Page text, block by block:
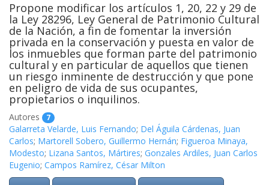
Propone modificar los artículos 1, 20, 22 y 29 de
la Ley 28296, Ley General de Patrimonio Cultural
de la Nación, a fin de fomentar la inversión
privada en la conservación y puesta en valor de
los inmuebles que forman parte del patrimonio
cultural y en particular de aquellos que tienen
un riesgo inminente de destrucción y que pone
en peligro de vida de sus ocupantes,
propietarios o inquilinos.
Autores 7
Galarreta Velarde, Luis Fernando; Del Águila Cárdenas, Juan
Carlos; Martorell Sobero, Guillermo Hernán; Figueroa Minaya,
Modesto; Lizana Santos, Mártires; Gonzales Ardiles, Juan Carlos
Eugenio; Campos Ramírez, César Milton